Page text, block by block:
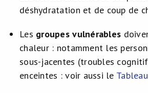
déshydratation et de coup de
Les groupes vulnérables
chaleur : notamment les
sous-jacentes (troubles
enceintes : voir aussi le